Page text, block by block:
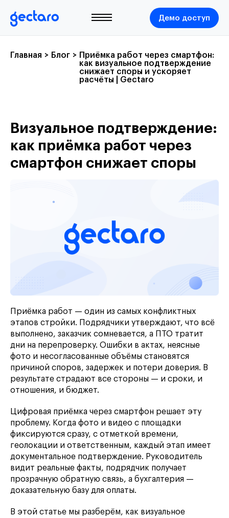
Демо доступ
Главная > Блог > Приёмка работ через смартфон:
как визуальное подтверждение
снижает споры и ускоряет
расчёты | Gectaro
Визуальное подтверждение:
как приёмка работ через
смартфон снижает споры
Приёмка работ — один из самых конфликтных
этапов стройки. Подрядчики утверждают, что всё
выполнено, заказчик сомневается, а ПТО тратит
дни на перепроверку. Ошибки в актах, неясные
фото и несогласованные объёмы становятся
причиной споров, задержек и потери доверия. В
результате страдают все стороны — и сроки, и
отношения, и бюджет.
Цифровая приёмка через смартфон решает эту
проблему. Когда фото и видео с площадки
фиксируются сразу, с отметкой времени,
геолокации и ответственным, каждый этап имеет
документальное подтверждение. Руководитель
видит реальные факты, подрядчик получает
прозрачную обратную связь, а бухгалтерия —
доказательную базу для оплаты.
В этой статье мы разберём, как визуальное